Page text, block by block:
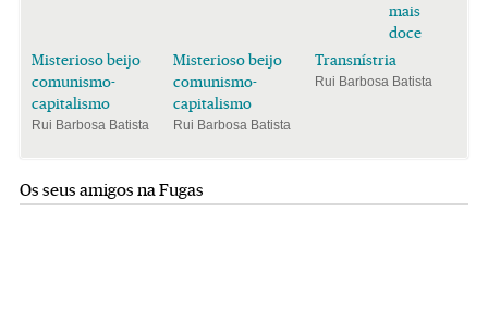
Misterioso beijo
comunismo-
capitalismo
Rui Barbosa Batista
Misterioso beijo
comunismo-
capitalismo
Rui Barbosa Batista
mais
doce
Transnístria
Rui Barbosa Batista
Os seus amigos na Fugas